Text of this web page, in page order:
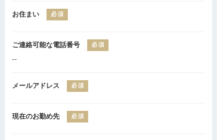
お住まい 必須
ご連絡可能な電話番号 必須
--
メールアドレス 必須
現在のお勤め先 必須